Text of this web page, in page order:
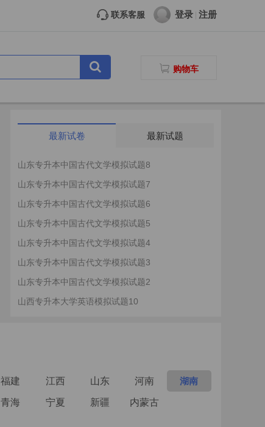
联系客服 登录 注册
购物车
最新试卷 最新试题
山东专升本中国古代文学模拟试题8
山东专升本中国古代文学模拟试题7
山东专升本中国古代文学模拟试题6
山东专升本中国古代文学模拟试题5
山东专升本中国古代文学模拟试题4
山东专升本中国古代文学模拟试题3
山东专升本中国古代文学模拟试题2
山西专升本大学英语模拟试题10
福建 江西 山东 河南 湖南
青海 宁夏 新疆 内蒙古